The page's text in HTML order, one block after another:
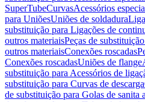
SuperTubeCurvasAcessórios
para UniõesUniões de soldadura
substituição para Ligações de
outros materiaisPeças de
outros materiaisConexões roscadas
Conexões roscadasUniões de flange
substituição para Acessórios de
substituição para Curvas de descarga
de substituição para Golas de sanita